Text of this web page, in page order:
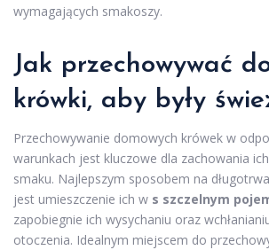
wymagających smakoszy.
Jak przechowywać
krówki, aby były
Przechowywanie domowych krówek w
warunkach jest kluczowe dla zachowania
smaku. Najlepszym sposobem na
jest umieszczenie ich w s szczelnym
zapobiegnie ich wysychaniu oraz
otoczenia. Idealnym miejscem do